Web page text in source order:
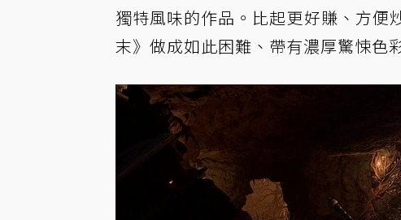
獨特風味的作品。比起更好賺、方便
末》做成如此困難、帶有濃厚驚悚色